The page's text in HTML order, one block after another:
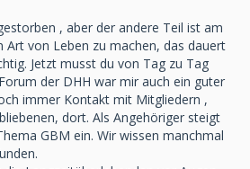
, aber der andere Teil ist am
Art von Leben zu machen, das dauert
Jetzt musst du von Tag zu Tag
der DHH war mir auch ein guter
immer Kontakt mit Mitgliedern ,
dort. Als Angehöriger steigt
GBM ein. Wir wissen manchmal